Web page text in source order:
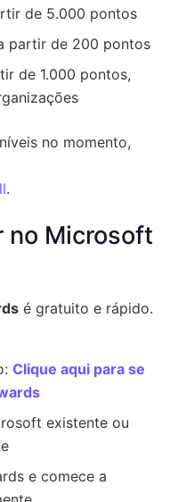
de 5.000 pontos
partir de 200 pontos
de 1.000 pontos,
no momento,
.
no Microsoft
é gratuito e rápido.
Clique aqui para se
existente ou
e comece a